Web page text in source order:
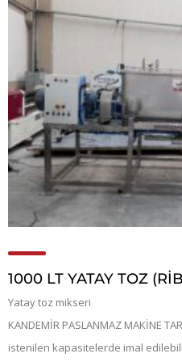
1000 LT YATAY TOZ
Yatay toz mikseri
KANDEMİR PASLANMAZ MAKİNE
istenilen kapasitelerde imal